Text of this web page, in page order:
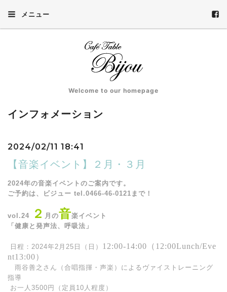
メニュー
Welcome to our homepage
インフォメーション
2024/02/11 18:41
【音楽イベント】２月・３月
2024年の音楽イベントのご案内です。
ご予約は、ビジュー tel.0466-46-0121まで！
vol.24 ２ 月の音楽イベント
「健康と発声法、呼吸法」
日程：2024年2月25日（日） 12:00-14:00（12:00Lunch/Eve
nt13:00）
雨谷善之さん（合唱指揮・声楽）によるヴァイストレーニング
指導
お一人3500円（定員10人程度）